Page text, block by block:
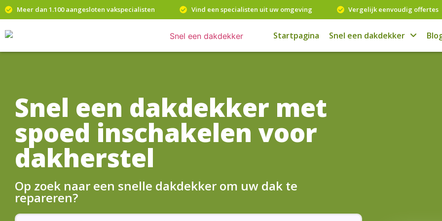
Meer dan 1.100 aangesloten vakspecialisten Vind een specialisten uit uw omgeving Vergelijk eenvoudig offertes
Startpagina Snel een dakdekker
Snel een dakdekker met
spoed inschakelen voor
dakherstel
Op zoek naar een snelle dakdekker om uw dak te
repareren?